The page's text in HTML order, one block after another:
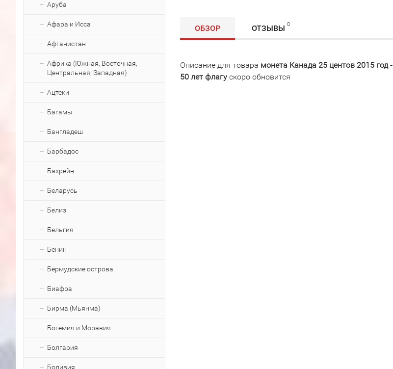
Аруба
Афара и Исса
Афганистан
Африка (Южная, Восточная,
Центральная, Западная)
Ацтеки
Багамы
Бангладеш
Барбадос
Бахрейн
Беларусь
Белиз
Бельгия
Бенин
Бермудские острова
Биафра
Бирма (Мьянма)
Богемия и Моравия
Болгария
Боливия
ОБЗОР ОТЗЫВЫ 0
Описание для товара монета Канада 25 центов 2015 год -
50 лет флагу скоро обновится